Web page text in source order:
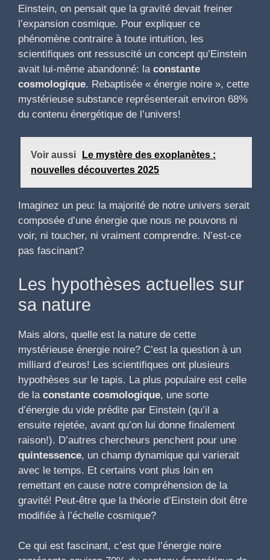
Einstein, on pensait que la gravité devait freiner
l’expansion cosmique. Pour expliquer ce
phénomène contraire à toute intuition, les
scientifiques ont ressuscité un concept qu’Einstein
avait lui-même abandonné: la constante
cosmologique. Rebaptisée « énergie noire », cette
mystérieuse substance représenterait environ 68%
du contenu énergétique de l’univers!
Voir aussi
Le mystère des exoplanètes :
nouvelles découvertes 2025
Imaginez un peu: la majorité de notre univers serait
composée d’une énergie que nous ne pouvons ni
voir, ni toucher, ni vraiment comprendre. N’est-ce
pas fascinant?
Les hypothèses actuelles sur
sa nature
Mais alors, quelle est la nature de cette
mystérieuse énergie noire? C’est la question à un
milliard d’euros! Les scientifiques ont plusieurs
hypothèses sur le tapis. La plus populaire est celle
de la constante cosmologique, une sorte
d’énergie du vide prédite par Einstein (qu’il a
ensuite rejetée, avant qu’on lui donne finalement
raison!). D’autres chercheurs penchent pour une
quintessence, un champ dynamique qui varierait
avec le temps. Et certains vont plus loin en
remettant en cause notre compréhension de la
gravité! Peut-être que la théorie d’Einstein doit être
modifiée à l’échelle cosmique?
Ce qui est fascinant, c’est que l’énergie noire